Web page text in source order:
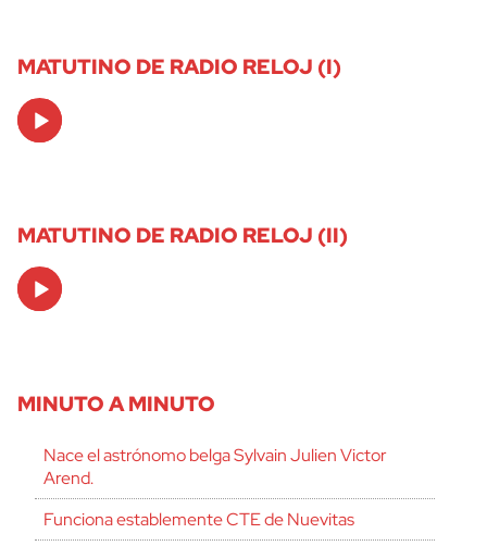
MATUTINO DE RADIO RELOJ (I)
Audio
Player
MATUTINO DE RADIO RELOJ (II)
Audio
Player
MINUTO A MINUTO
Nace el astrónomo belga Sylvain Julien Victor
Arend.
Funciona establemente CTE de Nuevitas